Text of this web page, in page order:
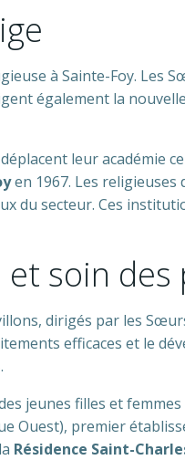
à Sainte-Foy.
également la
leur académie
en 1967. Les religieuses
du secteur. Ces
soin des
dirigés par les
efficaces et le
jeunes filles et femmes
Ouest), premier
Résidence Saint-